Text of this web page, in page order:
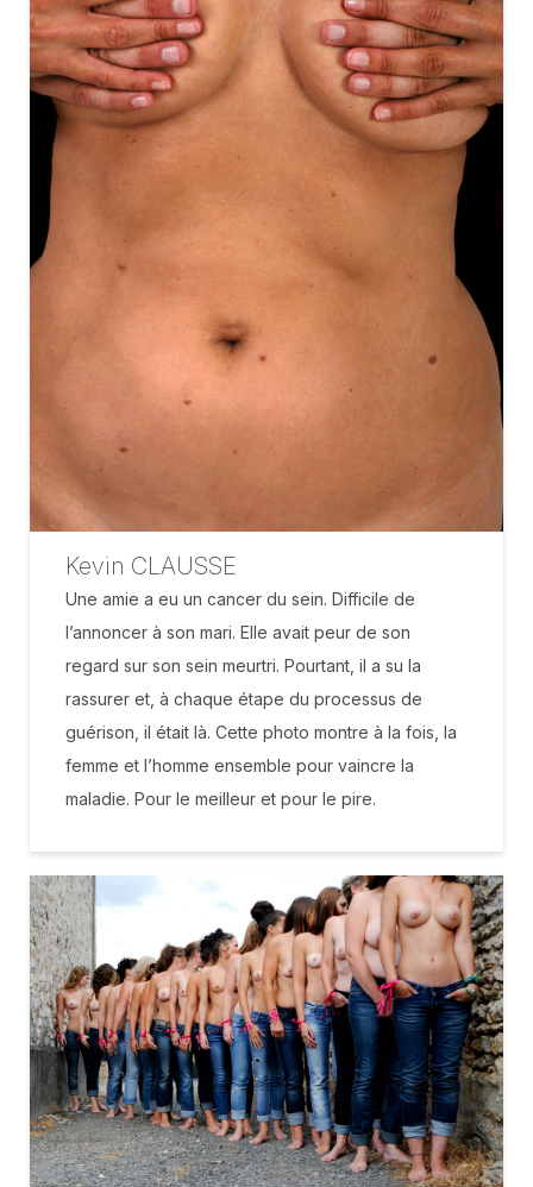
Kevin CLAUSSE
Une amie a eu un cancer du sein. Difficile de
l’annoncer à son mari. Elle avait peur de son
regard sur son sein meurtri. Pourtant, il a su la
rassurer et, à chaque étape du processus de
guérison, il était là. Cette photo montre à la fois, la
femme et l’homme ensemble pour vaincre la
maladie. Pour le meilleur et pour le pire.